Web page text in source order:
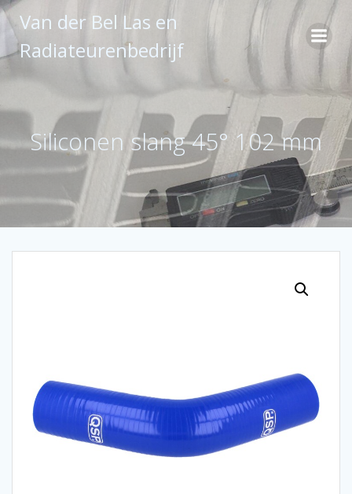
Ga
naar
inhoud
Van der Bel Las en
Radiateurenbedrijf
Siliconen slang 45° 102 mm